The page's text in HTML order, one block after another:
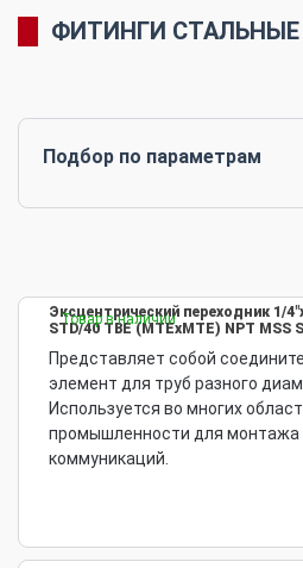
ФИТИНГИ СТАЛЬНЫЕ
Подбор по параметрам
Товар в наличии
Эксцентрический переходник 1/
STD/40 TBE (MTEхMTE) NPT MSS
Представляет собой
элемент для труб разного
Используется во многих
промышленности для монтажа
коммуникаций.